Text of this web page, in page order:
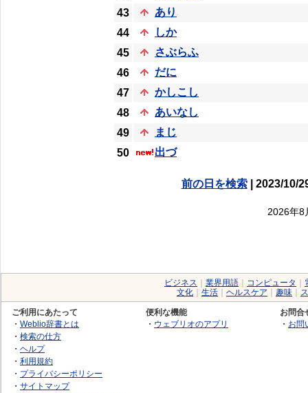
43
あり
44
しか
45
さぶらふ
46
だに
47
かしこし
48
あいなし
49
まじ
50
出づ
前の日を検索| 2023/10/
2026年8
ビジネス 業界用語 コンピュータ
文化
生活 ヘルスケア 趣味
ご利用にあたって
・ Weblio辞書とは
・ 検索の仕方
・ ヘルプ
・ 利用規約
・ プライバシーポリシー
・ サイトマップ
便利な機能
・ ウェブリオのアプリ
お問合
・ お問